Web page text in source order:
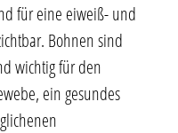
für eine eiweiß- und
Bohnen sind
wichtig für den
ein gesundes